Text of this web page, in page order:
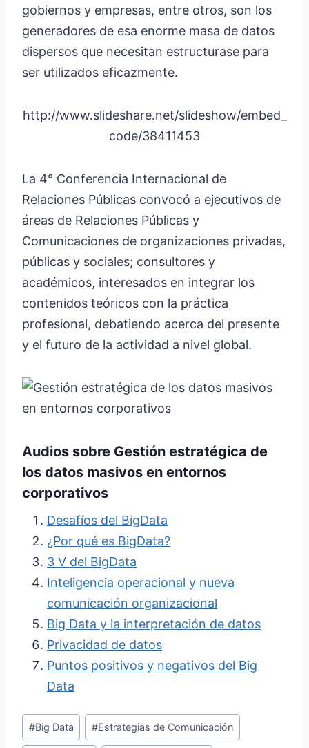
gobiernos y empresas, entre otros, son los
generadores de esa enorme masa de datos
dispersos que necesitan estructurase para
ser utilizados eficazmente.
http://www.slideshare.net/slideshow/embed_
code/38411453
La 4° Conferencia Internacional de
Relaciones Públicas convocó a ejecutivos de
áreas de Relaciones Públicas y
Comunicaciones de organizaciones privadas,
públicas y sociales; consultores y
académicos, interesados en integrar los
contenidos teóricos con la práctica
profesional, debatiendo acerca del presente
y el futuro de la actividad a nivel global.
Audios sobre Gestión estratégica de
los datos masivos en entornos
corporativos
Desafíos del BigData
¿Por qué es BigData?
3 V del BigData
Inteligencia operacional y nueva
comunicación organizacional
Big Data y la interpretación de datos
Privacidad de datos
Puntos positivos y negativos del Big
Data
Etiquetas
de
#Big Data #Estrategias de Comunicación